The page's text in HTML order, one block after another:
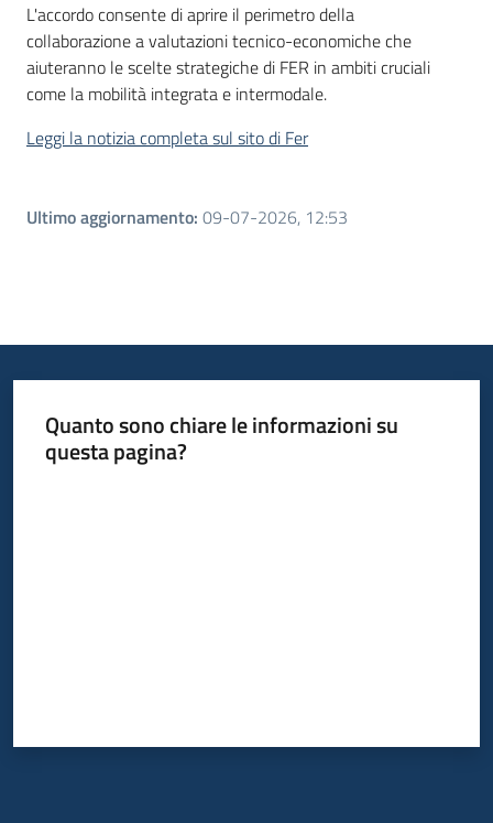
L'accordoconsente di aprire il perimetro della
collaborazione a valutazioni tecnico-economiche che
aiuteranno le scelte strategiche di FER in ambiti cruciali
come la mobilità integrata e intermodale.
Leggi la notizia completa sul sito di Fer
Ultimo aggiornamento: 09-07-2026, 12:53
Quanto sono chiare le informazioni su
questa pagina?